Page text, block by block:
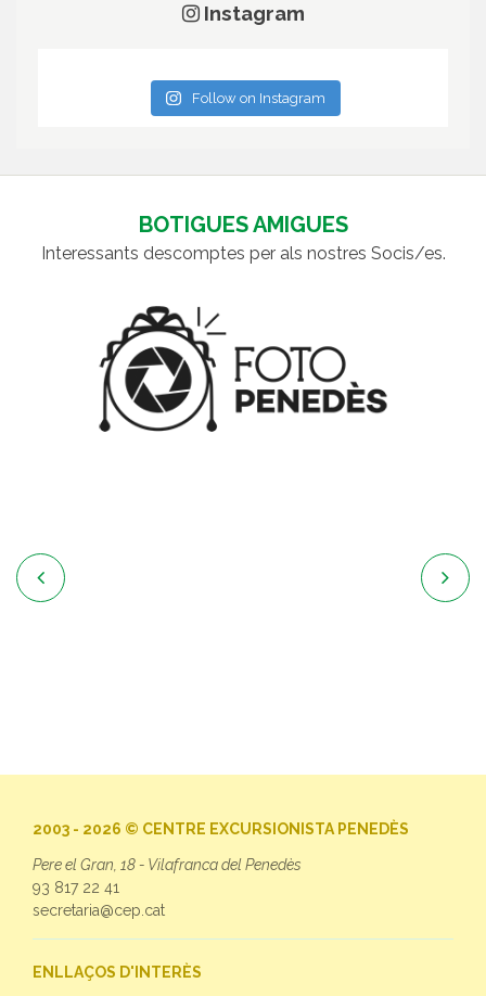
Instagram
Follow on Instagram
BOTIGUES AMIGUES
Interessants descomptes per als nostres Socis/es.
 
2003 - 2026 © CENTRE EXCURSIONISTA PENEDÈS
Pere el Gran, 18 - Vilafranca del Penedès
93 817 22 41
secretaria@cep.cat
ENLLAÇOS D'INTERÈS